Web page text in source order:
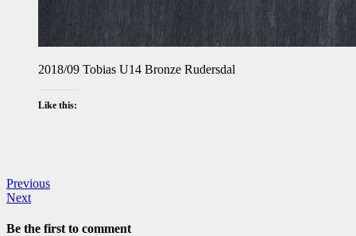
2018/09 Tobias U14 Bronze Rudersdal
Like this:
Previous
Next
Be the first to comment